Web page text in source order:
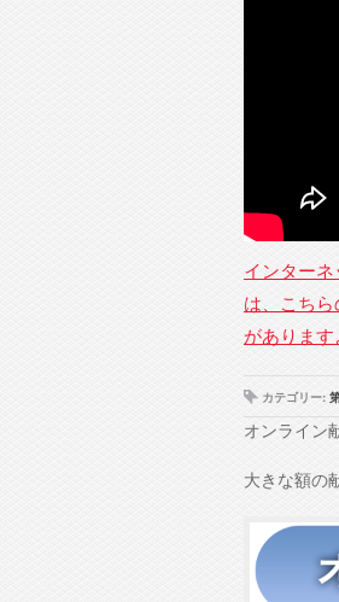
インター
は、こち
があります
カテゴリー:
オンライン
大きな額の